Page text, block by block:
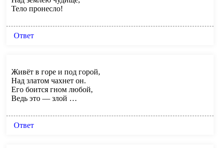
Тело пронесло!
Ответ
Живёт в горе и под горой,
Над златом чахнет он.
Его боится гном любой,
Ведь это — злой …
Ответ